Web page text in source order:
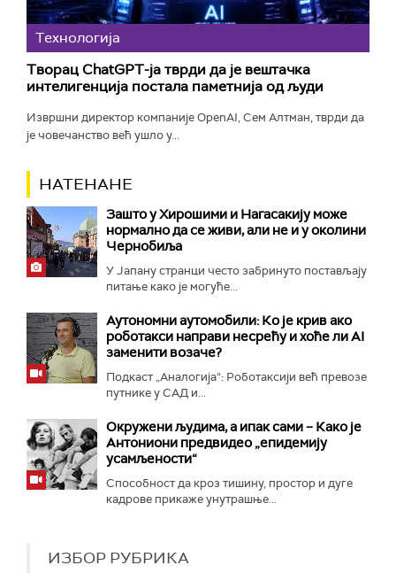
Технологијa
Творац ChatGPT-ја тврди да је вештачка
интелигенција постала паметнија од људи
Извршни директор компаније OpenAI, Сем Алтман, тврди да
је човечанство већ ушло у...
НАТЕНАНЕ
Зашто у Хирошими и Нагасакију може
нормално да се живи, али не и у околини
Чернобиља
У Јапану странци често забринуто постављају
питање како је могуће...
Аутономни аутомобили: Ко је крив ако
роботакси направи несрећу и хоће ли AI
заменити возаче?
Подкаст „Аналогија“: Роботаксији већ превозе
путнике у САД и...
Окружени људима, а ипак сами – Како је
Антониони предвидео „епидемију
усамљености“
Способност да кроз тишину, простор и дуге
кадрове прикаже унутрашње...
ИЗБОР РУБРИКА